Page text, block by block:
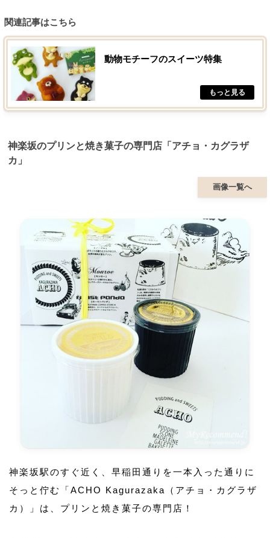
関連記事はこちら
動物モチーフのスイーツ特集
神楽坂のプリンと焼き菓子の専門店「アチョ・カグラザ
カ」
画像一覧へ
神楽坂駅のすぐ近く、早稲田通りを一本入った通りに
そっと佇む「ACHO Kagurazaka（アチョ・カグラザ
カ）」は、プリンと焼き菓子の専門店！